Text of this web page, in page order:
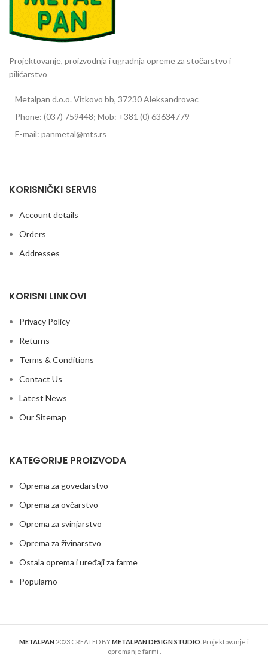
Projektovanje, proizvodnja i ugradnja opreme za stočarstvo i
pilićarstvo
Metalpan d.o.o. Vitkovo bb, 37230 Aleksandrovac
Phone: (037) 759448; Mob: +381 (0) 63634779
E-mail: panmetal@mts.rs
Pojilice za goveda
KORISNIČKI SERVIS
Account details
Orders
Addresses
KORISNI LINKOVI
Privacy Policy
Returns
Terms & Conditions
Contact Us
Latest News
Our Sitemap
KATEGORIJE PROIZVODA
Oprema za govedarstvo
Oprema za ovčarstvo
Oprema za svinjarstvo
Oprema za živinarstvo
Ostala oprema i uređaji za farme
Popularno
METALPAN 2023 CREATED BYMETALPAN DESIGN STUDIO . Projektovanje i
opremanje farmi .